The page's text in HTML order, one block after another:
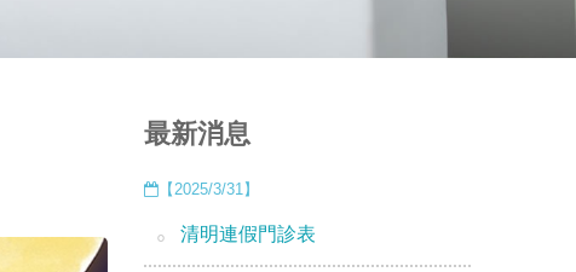
最新消息
【2025/3/31】
清明連假門診表